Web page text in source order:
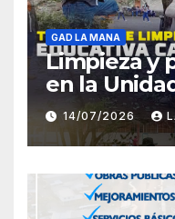
GAD LA MANA
Limpieza y
en la
Carlota
14/07/2026